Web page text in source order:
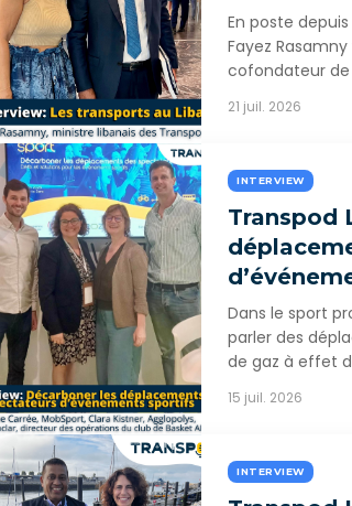
En poste
Fayez
cofondateur de
21 juil. 2026
INTERVIEW
Transpod
Dans le sport
parler des
de gaz à effet
15 juil. 2026
INTERVIEW